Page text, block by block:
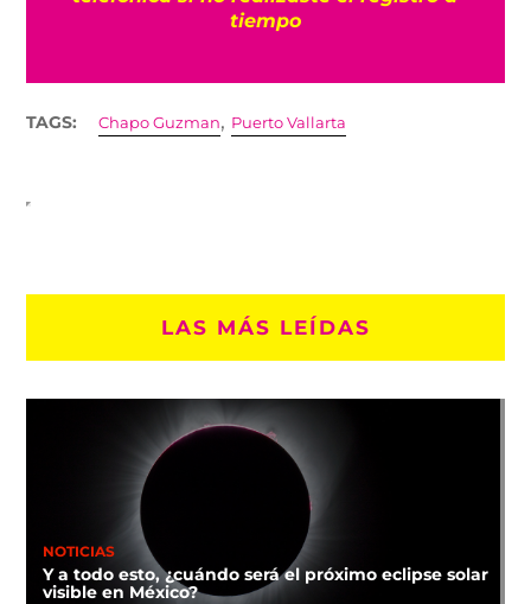
tiempo
TAGS: Chapo Guzman, Puerto Vallarta
LAS MÁS LEÍDAS
NOTICIAS
Y a todo esto, ¿cuándo será el próximo eclipse solar
visible en México?